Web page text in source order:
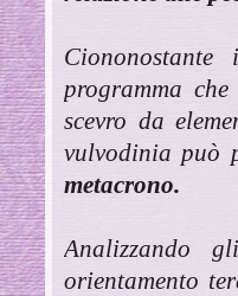
programma
scevro da
vulvodinia può
metacrono.
Analizzando
orientamento